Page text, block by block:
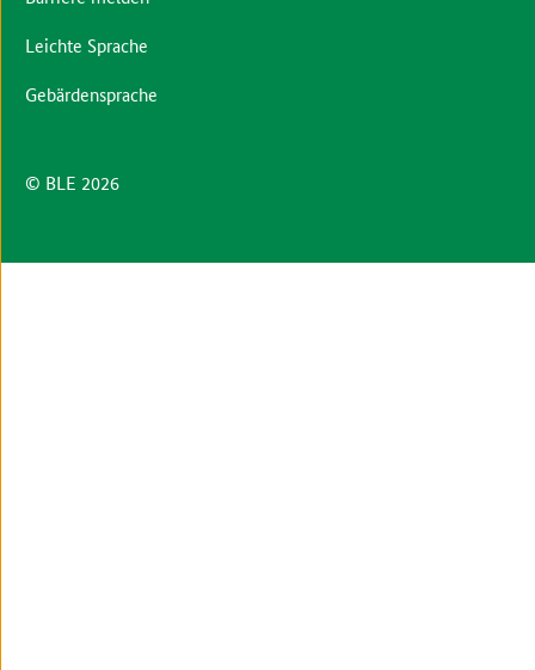
© BLE 2026
Leichte Sprache
Gebärdensprache